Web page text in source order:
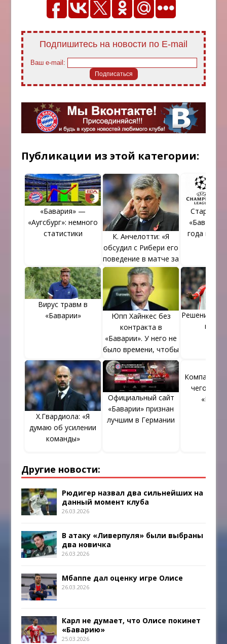
Подпишитесь на новости по E-mail
Ваш e-mail:
Публикации из этой категории:
«Бавария» —
«Аугсбург»: немного
статистики
К. Анчелотти: «Я
обсудил с Рибери его
поведение в матче за
Суперкубок»
года в
Вирус травм в
«Баварии»
Юпп Хайнкес без
контракта в
«Баварии». У него не
было времени, чтобы
подписать его
Решение по
Х.Гвардиола: «Я
думаю об усилении
команды»
Официальный сайт
«Баварии» признан
лучшим в Германии
Компани
чего не
Другие новости:
Рюдигер назвал два сильнейших на
данный момент клуба
26.03.2026
В атаку «Ливерпуля» были выбраны
два новичка
26.03.2026
Мбаппе дал оценку игре Олисе
26.03.2026
Карл не думает, что Олисе покинет
«Баварию»
25.03.2026